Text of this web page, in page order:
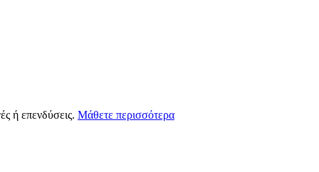
ή επενδύσεις. Μάθετε περισσότερα